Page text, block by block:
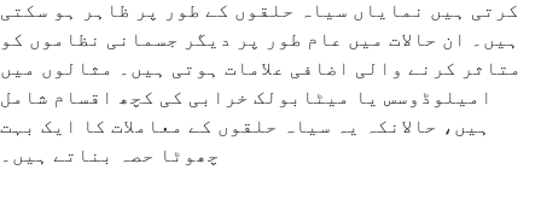
کرتی ہیں نمایاں سیاہ حلقوں کے طور پر ظاہر ہو سکتی
ہیں۔ ان حالات میں عام طور پر دیگر جسمانی نظاموں کو
متاثر کرنے والی اضافی علامات ہوتی ہیں۔ مثالوں میں
امیلوڈوسس یا میٹابولک خرابی کی کچھ اقسام شامل
ہیں، حالانکہ یہ سیاہ حلقوں کے معاملات کا ایک بہت
چھوٹا حصہ بناتے ہیں۔